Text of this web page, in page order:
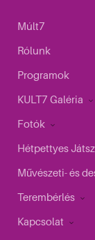
Múlt7
Rólunk
Programok
KULT7 Galéria
Fotók
Hétpettyes
Művészeti- és
Terembérlés
Kapcsolat